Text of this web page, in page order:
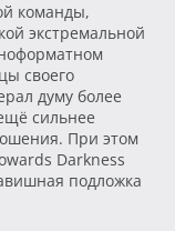
команды,
экстремальной
своего
думу более
сильнее
При этом
Darkness
подложка